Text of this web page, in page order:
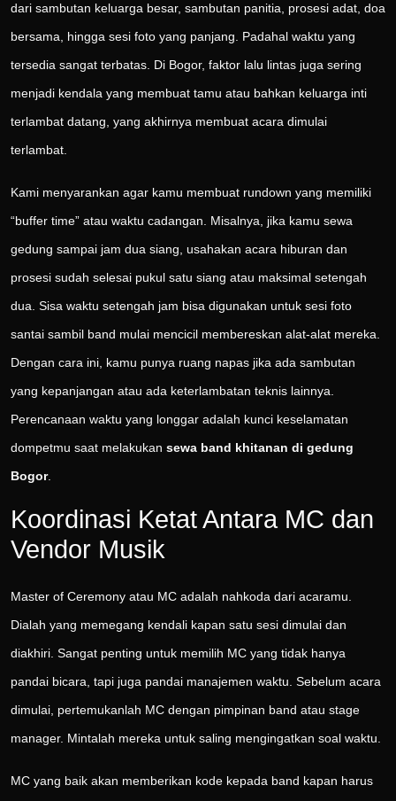
dari sambutan keluarga besar, sambutan panitia, prosesi adat, doa
bersama, hingga sesi foto yang panjang. Padahal waktu yang
tersedia sangat terbatas. Di Bogor, faktor lalu lintas juga sering
menjadi kendala yang membuat tamu atau bahkan keluarga inti
terlambat datang, yang akhirnya membuat acara dimulai
terlambat.
Kami menyarankan agar kamu membuat rundown yang memiliki
“buffer time” atau waktu cadangan. Misalnya, jika kamu sewa
gedung sampai jam dua siang, usahakan acara hiburan dan
prosesi sudah selesai pukul satu siang atau maksimal setengah
dua. Sisa waktu setengah jam bisa digunakan untuk sesi foto
santai sambil band mulai mencicil membereskan alat-alat mereka.
Dengan cara ini, kamu punya ruang napas jika ada sambutan
yang kepanjangan atau ada keterlambatan teknis lainnya.
Perencanaan waktu yang longgar adalah kunci keselamatan
dompetmu saat melakukan sewa band khitanan di gedung
Bogor.
Koordinasi Ketat Antara MC dan
Vendor Musik
Master of Ceremony atau MC adalah nahkoda dari acaramu.
Dialah yang memegang kendali kapan satu sesi dimulai dan
diakhiri. Sangat penting untuk memilih MC yang tidak hanya
pandai bicara, tapi juga pandai manajemen waktu. Sebelum acara
dimulai, pertemukanlah MC dengan pimpinan band atau stage
manager. Mintalah mereka untuk saling mengingatkan soal waktu.
MC yang baik akan memberikan kode kepada band kapan harus